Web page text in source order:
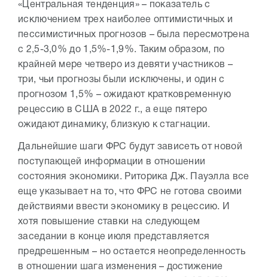
«Центральная тенденция» – показатель с
исключением трех наиболее оптимистичных и
пессимистичных прогнозов – была пересмотрена
с 2,5-3,0% до 1,5%-1,9%. Таким образом, по
крайней мере четверо из девяти участников –
три, чьи прогнозы были исключены, и один с
прогнозом 1,5% – ожидают кратковременную
рецессию в США в 2022 г., а еще пятеро
ожидают динамику, близкую к стагнации.
Дальнейшие шаги ФРС будут зависеть от новой
поступающей информации в отношении
состояния экономики. Риторика Дж. Пауэлла все
еще указывает на то, что ФРС не готова своими
действиями ввести экономику в рецессию. И
хотя повышение ставки на следующем
заседании в конце июля представляется
предрешенным – но остается неопределенность
в отношении шага изменения – достижение